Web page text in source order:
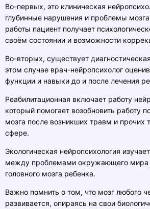
Во-первых, это клиническая
глубинные нарушения и проблемы
работы пациент получает
своём состоянии и возможности
Во-вторых, существует
этом случае врач-нейропсихолог
функции и навыки до и после лечения
Реабилитационная включает работу
который помогает возобновить работу
мозга после возникших травм и прочих
сфере.
Экологическая нейропсихология
между проблемами окружающего мира
головного мозга ребенка.
Важно помнить о том, что мозг любого
развивается, опираясь на свои